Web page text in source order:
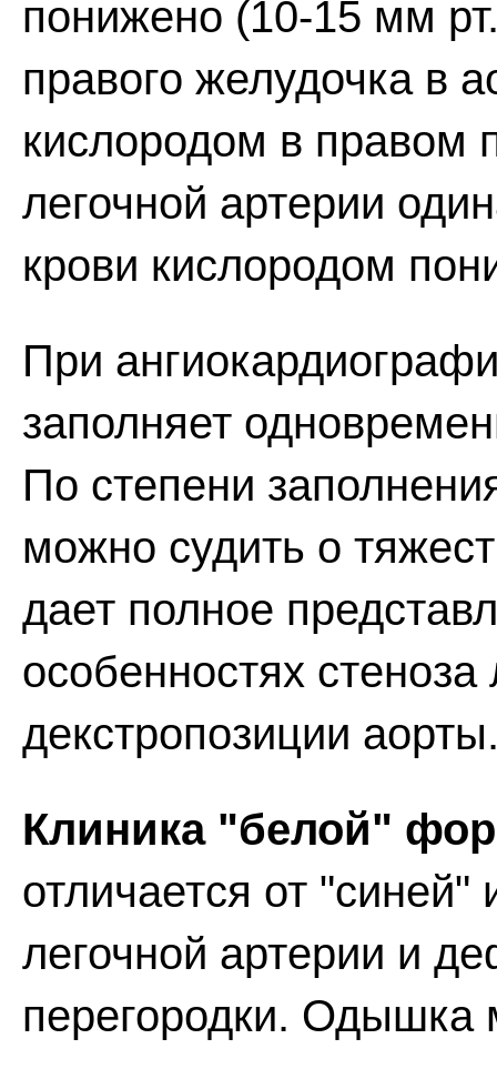
понижено (10-15 мм
правого желудочка в
кислородом в правом
легочной артерии
крови кислородом
При
заполняет
По степени
можно судить о
дает полное
особенностях
декстропозиции
Клиника "белой"
отличается от
легочной артерии и
перегородки.